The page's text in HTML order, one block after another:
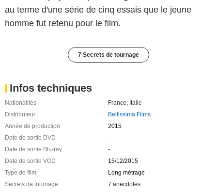
au terme d'une série de cinq essais que le jeune
homme fut retenu pour le film.
7 Secrets de tournage
Infos techniques
Nationalités France, Italie
Distributeur
Bellissima Films
Année de production
2015
Date de sortie DVD
-
Date de sortie Blu-ray
-
Date de sortie VOD
15/12/2015
Type de film
Long métrage
Secrets de tournage
7 anecdotes